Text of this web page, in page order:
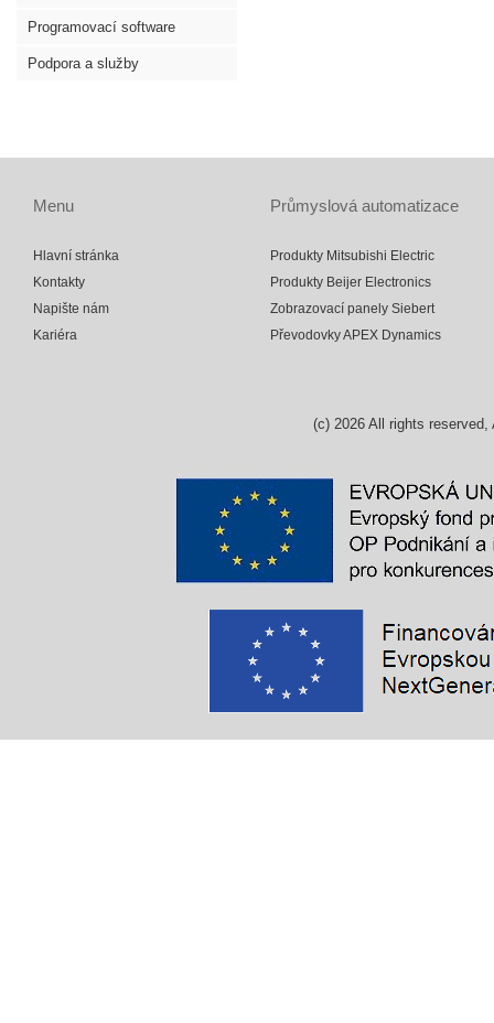
Programovací software
Podpora a služby
Menu
Hlavní stránka
Kontakty
Napište nám
Kariéra
Průmyslová automatizace
Produkty Mitsubishi Electric
Produkty Beijer Electronics
Zobrazovací panely Siebert
Převodovky APEX Dynamics
(c) 2026All rights reserved,